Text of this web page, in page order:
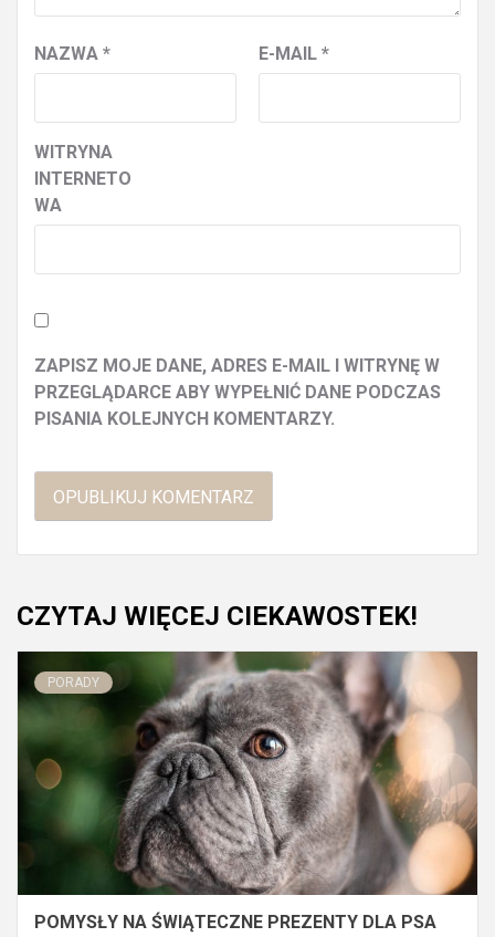
NAZWA * E-MAIL *
WITRYNA
INTERNETO
WA
ZAPISZ MOJE DANE, ADRES E-MAIL I WITRYNĘ W
PRZEGLĄDARCE ABY WYPEŁNIĆ DANE PODCZAS
PISANIA KOLEJNYCH KOMENTARZY.
CZYTAJ WIĘCEJ CIEKAWOSTEK!
PORADY
POMYSŁY NA ŚWIĄTECZNE PREZENTY DLA PSA